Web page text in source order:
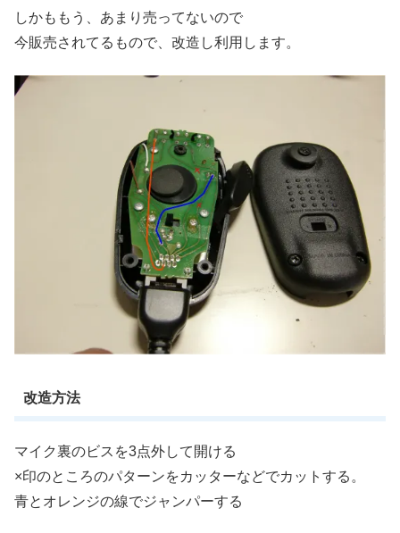
しかももう、あまり売ってないので
今販売されてるもので、改造し利用します。
改造方法
マイク裏のビスを3点外して開ける
×印のところのパターンをカッターなどでカットする。
青とオレンジの線でジャンパーする